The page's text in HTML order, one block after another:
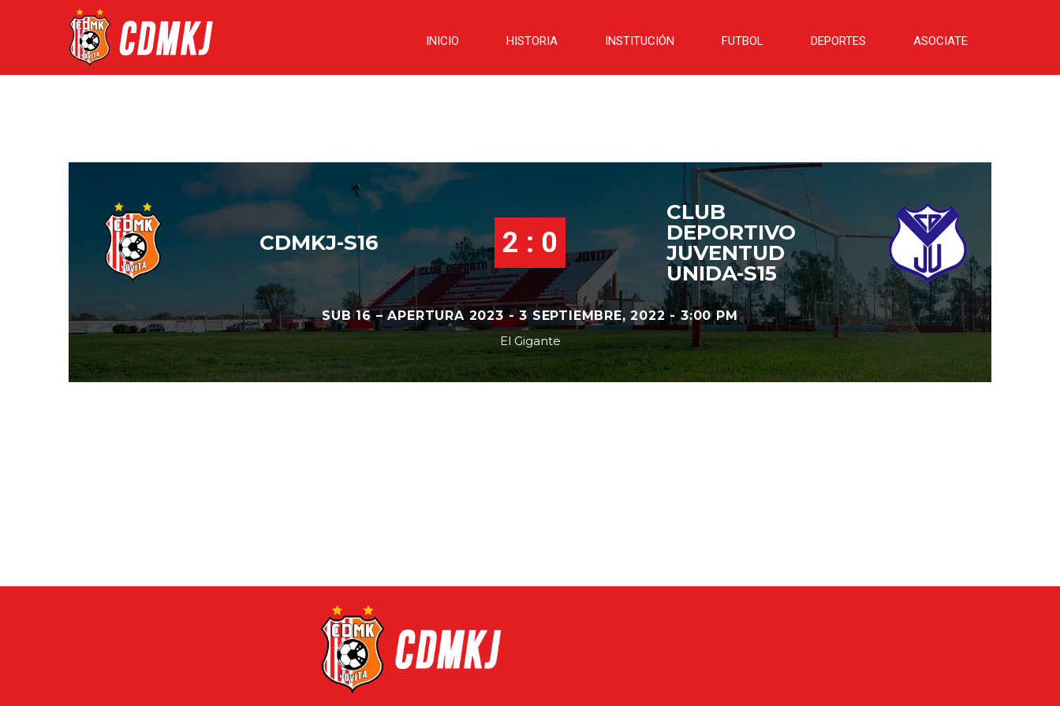
INICIO HISTORIA INSTITUCIÓN FUTBOL DEPORTES ASOCIATE
CDMKJ-S16 2 : 0
CLUB
DEPORTIVO
JUVENTUD
UNIDA-S15
SUB 16 – APERTURA 2023 - 3 SEPTIEMBRE, 2022 - 3:00 PM
El Gigante